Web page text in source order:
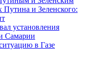
Путина и Зеленского:
установления
Самарии
в Газе